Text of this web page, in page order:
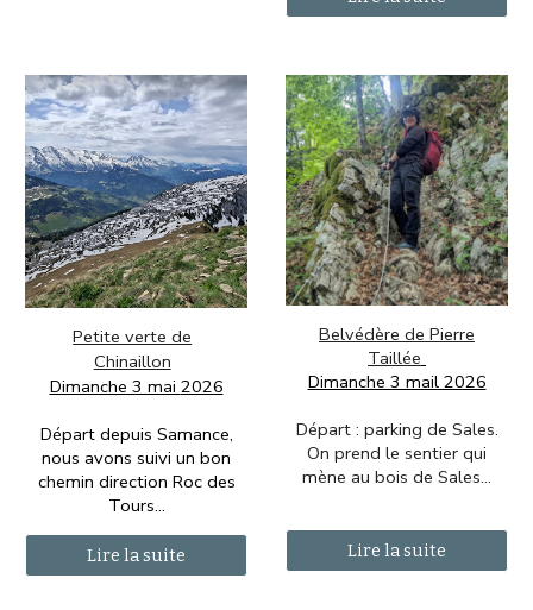
Petite verte de
Chinaillon
Dimanche 3 mai 2026
Départ depuis Samance,
nous avons suivi un bon
chemin direction Roc des
Tours...
Lire la suite
Belvédère de Pierre
Taillée
Dimanche 3 mail 2026
Départ : parking de Sales.
On prend le sentier qui
mène au bois de Sales...
Lire la suite